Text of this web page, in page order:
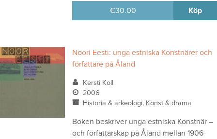
€30.00 Köp
Noori Eesti: unga estniska Konstnärer och
författare på Åland
Kersti Koll
2006
Historia & arkeologi, Konst & drama
Boken beskriver unga estniska Konstnär –
och författarskap på Åland mellan 1906-